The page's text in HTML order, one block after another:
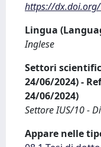
https://
Lingua
Inglese
Settori
24/06/2024) -
24/06/2024)
Settore IUS/10 -
Appare nelle